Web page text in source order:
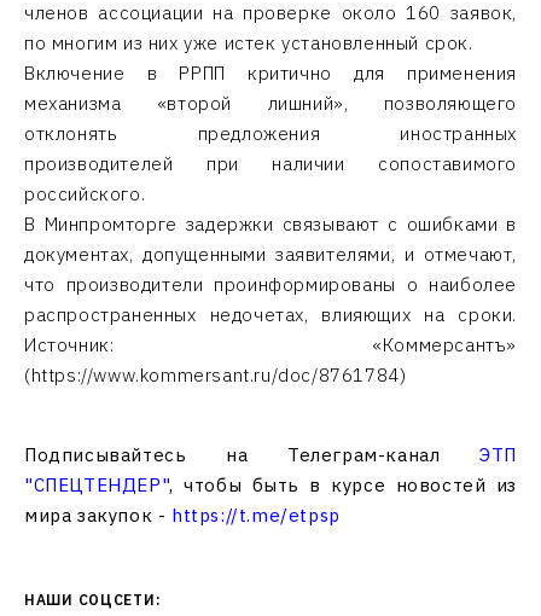
членов ассоциации на проверке около 160 заявок,
по многим из них уже истек установленный срок.
Включение в РРПП критично для применения
механизма «второй лишний», позволяющего
отклонять предложения иностранных
производителей при наличии сопоставимого
российского.
В Минпромторге задержки связывают с ошибками в
документах, допущенными заявителями, и отмечают,
что производители проинформированы о наиболее
распространенных недочетах, влияющих на сроки.
Источник: «Коммерсантъ»
(https://www.kommersant.ru/doc/8761784)
Подписывайтесь на Телеграм-каналЭТП
"СПЕЦТЕНДЕР", чтобы быть в курсе новостей из
мира закупок - https://t.me/etpsp
НАШИ СОЦСЕТИ: